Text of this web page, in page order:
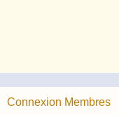
Connexion Membres